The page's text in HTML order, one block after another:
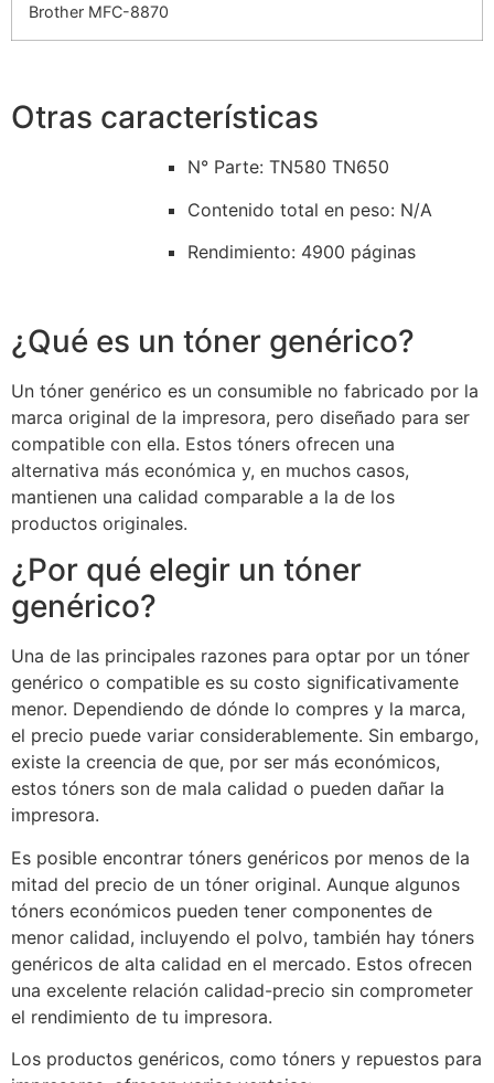
Brother MFC-8870
Otras características
N° Parte: TN580 TN650
Contenido total en peso: N/A
Rendimiento: 4900 páginas
¿Qué es un tóner genérico?
Un tóner genérico es un consumible no fabricado por la
marca original de la impresora, pero diseñado para ser
compatible con ella. Estos tóners ofrecen una
alternativa más económica y, en muchos casos,
mantienen una calidad comparable a la de los
productos originales.
¿Por qué elegir un tóner
genérico?
Una de las principales razones para optar por un tóner
genérico o compatible es su costo significativamente
menor. Dependiendo de dónde lo compres y la marca,
el precio puede variar considerablemente. Sin embargo,
existe la creencia de que, por ser más económicos,
estos tóners son de mala calidad o pueden dañar la
impresora.
Es posible encontrar tóners genéricos por menos de la
mitad del precio de un tóner original. Aunque algunos
tóners económicos pueden tener componentes de
menor calidad, incluyendo el polvo, también hay tóners
genéricos de alta calidad en el mercado. Estos ofrecen
una excelente relación calidad-precio sin comprometer
el rendimiento de tu impresora.
Los productos genéricos, como tóners y repuestos para